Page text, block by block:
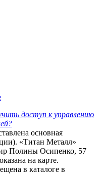
доступ к управлению
основная
«Титан Металл»
Полины Осипенко, 57
на карте.
в каталоге в